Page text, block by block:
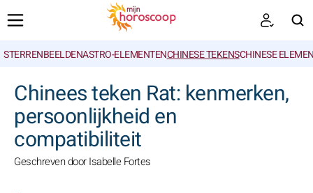
STERRENBEELDENASTRO-ELEMENTENCHINESE TEKENSCHINESE
Chinees teken Rat: kenmerken,
persoonlijkheid en
compatibiliteit
Geschreven door Isabelle Fortes